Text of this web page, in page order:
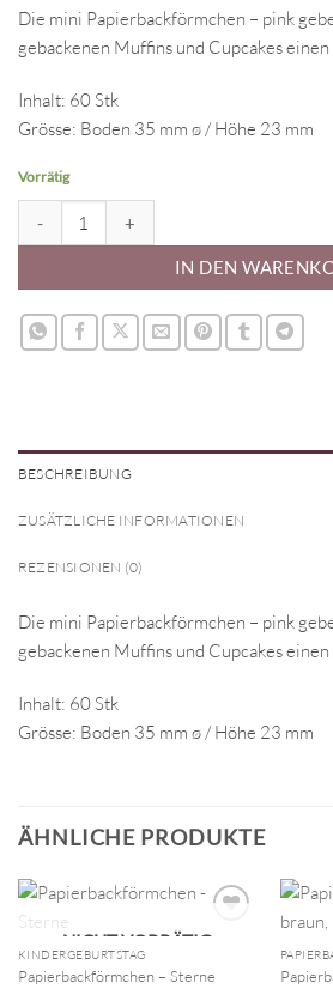
Die mini Papierbackförmchen – pink
gebackenen Muffins und Cupcakes
Inhalt: 60 Stk
Grösse: Boden 35 mm ø / Höhe 23 mm
Vorrätig
IN DEN
BESCHREIBUNG
ZUSÄTZLICHE INFORMATIONEN
REZENSIONEN (0)
Die mini Papierbackförmchen – pink
gebackenen Muffins und Cupcakes
Inhalt: 60 Stk
Grösse: Boden 35 mm ø / Höhe 23 mm
ÄHNLICHE PRODUKTE
NICHT VORRÄTIG
KINDERGEBURTSTAG
Papierbackförmchen – Sterne